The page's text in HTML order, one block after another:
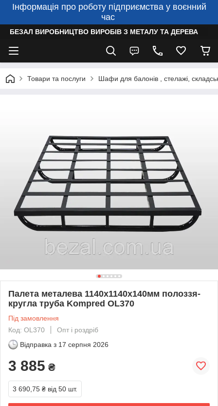
Інформація про роботу підприємства у воєнний
час
БЕЗАЛ ВИРОБНИЦТВО ВИРОБІВ З МЕТАЛУ ТА ДЕРЕВА
Товари та послуги Шафи для балонів , стелажі,
Палета металева 1140х1140х140мм полоззя-
кругла труба Kompred OL370
Під замовлення
Код: OL370
Опт і роздріб
Відправка з 17 серпня 2026
3 885 ₴
3 690,75 ₴ від 50 шт.